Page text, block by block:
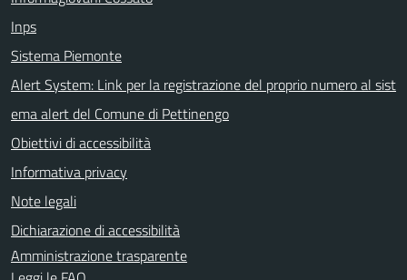
Inps
Sistema Piemonte
Alert System: Link per la registrazione del proprio numero al sist
ema alert del Comune di Pettinengo
Obiettivi di accessibilità
Informativa privacy
Note legali
Dichiarazione di accessibilità
Amministrazione trasparente